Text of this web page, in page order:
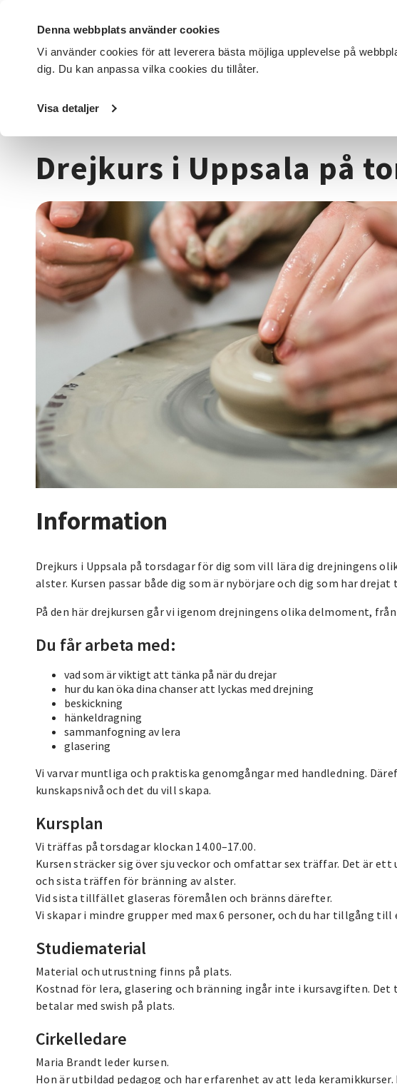
Denna webbplats använder cookies
Vi använder cookies för att leverera bästa möjliga upplevelse på
dig. Du kan anpassa vilka cookies du tillåter.
Visa detaljer
DET HÄR GÖR VI FÖR DIG SOM SÖK KURSER OCH EVENEMANG
Startsida / Kurser och evenemang
Drejkurs i Uppsala på
Information
Drejkurs i Uppsala på torsdagar för dig som vill lära dig drejningens
alster. Kursen passar både dig som är nybörjare och dig som har
På den här drejkursen går vi igenom drejningens olika delmoment,
Du får arbeta med:
vad som är viktigt att tänka på när du drejar
hur du kan öka dina chanser att lyckas med drejning
beskickning
hänkeldragning
sammanfogning av lera
glasering
Vi varvar muntliga och praktiska genomgångar med handledning.
kunskapsnivå och det du vill skapa.
Kursplan
Vi träffas på torsdagar klockan 14.00–17.00.
Kursen sträcker sig över sju veckor och omfattar sex träffar. Det är ett
och sista träffen för bränning av alster.
Vid sista tillfället glaseras föremålen och bränns därefter.
Vi skapar i mindre grupper med max 6 personer, och du har tillgång till
Studiematerial
Material och utrustning finns på plats.
Kostnad för lera, glasering och bränning ingår inte i kursavgiften. Det
betalar med swish på plats.
Cirkelledare
Maria Brandt leder kursen.
Hon är utbildad pedagog och har erfarenhet av att leda